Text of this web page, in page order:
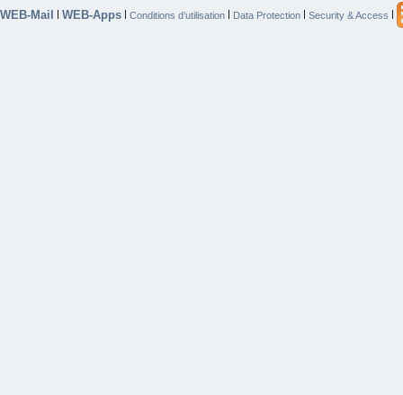
WEB-Mail | WEB-Apps | Conditions d’utilisation | Data Protection | Security & Access |